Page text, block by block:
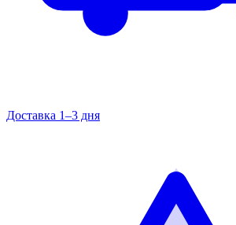
Доставка 1–3 дня